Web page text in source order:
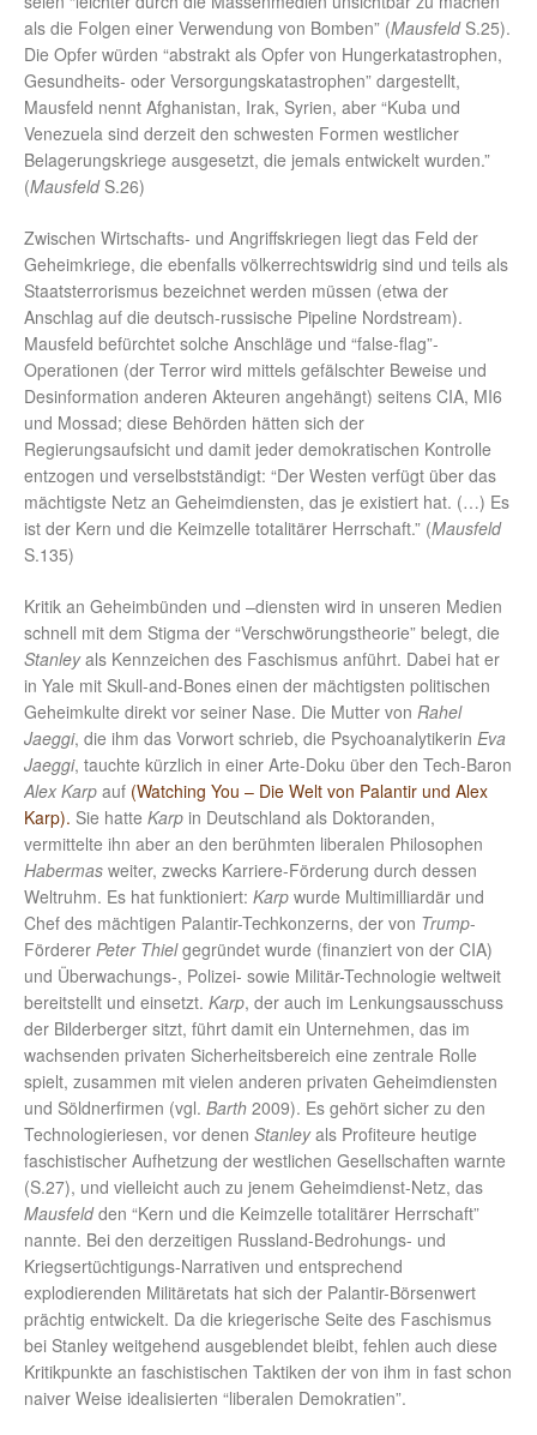
als die Folgen einer Verwendung von Bomben” (MausfeldS.25).
Die Opfer würden “abstrakt als Opfer von Hungerkatastrophen,
Gesundheits- oder Versorgungskatastrophen” dargestellt,
Mausfeld nennt Afghanistan, Irak, Syrien, aber “Kuba und
Venezuela sind derzeit den schwesten Formen westlicher
Belagerungskriege ausgesetzt, die jemals entwickelt wurden.”
(MausfeldS.26)
Zwischen Wirtschafts- und Angriffskriegen liegt das Feld der
Geheimkriege, die ebenfalls völkerrechtswidrig sind und teils als
Staatsterrorismus bezeichnet werden müssen (etwa der
Anschlag auf die deutsch-russische Pipeline Nordstream).
Mausfeld befürchtet solche Anschläge und “false-flag”-
Operationen (der Terror wird mittels gefälschter Beweise und
Desinformation anderen Akteuren angehängt) seitens CIA, MI6
und Mossad; diese Behörden hätten sich der
Regierungsaufsicht und damit jeder demokratischen Kontrolle
entzogen und verselbstständigt: “Der Westen verfügt über das
mächtigste Netz an Geheimdiensten, das je existiert hat. (…) Es
ist der Kern und die Keimzelle totalitärer Herrschaft.” (Mausfeld
S.135)
Kritik an Geheimbünden und –diensten wird in unseren Medien
schnell mit dem Stigma der “Verschwörungstheorie” belegt, die
Stanleyals Kennzeichen des Faschismus anführt. Dabei hat er
in Yale mit Skull-and-Bones einen der mächtigsten politischen
Geheimkulte direkt vor seiner Nase. Die Mutter von Rahel
Jaeggi, die ihm das Vorwort schrieb, die Psychoanalytikerin Eva
Jaeggi, tauchte kürzlich in einer Arte-Doku über den Tech-Baron
Alex Karp auf (Watching You – Die Welt von Palantir und Alex
Karp). Sie hatte Karp in Deutschland als Doktoranden,
vermittelte ihn aber an den berühmten liberalen Philosophen
Habermas weiter, zwecks Karriere-Förderung durch dessen
Weltruhm. Es hat funktioniert: Karp wurde Multimilliardär und
Chef des mächtigen Palantir-Techkonzerns, der von Trump-
Förderer Peter Thielgegründet wurde (finanziert von der CIA)
und Überwachungs-, Polizei- sowie Militär-Technologie weltweit
bereitstellt und einsetzt. Karp, der auch im Lenkungsausschuss
der Bilderberger sitzt, führt damit ein Unternehmen, das im
wachsenden privaten Sicherheitsbereich eine zentrale Rolle
spielt, zusammen mit vielen anderen privaten Geheimdiensten
und Söldnerfirmen (vgl. Barth 2009). Es gehört sicher zu den
Technologieriesen, vor denen Stanleyals Profiteure heutige
faschistischer Aufhetzung der westlichen Gesellschaften warnte
(S.27), und vielleicht auch zu jenem Geheimdienst-Netz, das
Mausfeldden “Kern und die Keimzelle totalitärer Herrschaft”
nannte. Bei den derzeitigen Russland-Bedrohungs- und
Kriegsertüchtigungs-Narrativen und entsprechend
explodierenden Militäretats hat sich der Palantir-Börsenwert
prächtig entwickelt. Da die kriegerische Seite des Faschismus
bei Stanley weitgehend ausgeblendet bleibt, fehlen auch diese
Kritikpunkte an faschistischen Taktiken der von ihm in fast schon
naiver Weise idealisierten “liberalen Demokratien”.